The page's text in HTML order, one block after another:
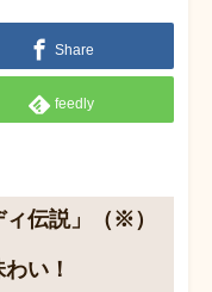
Share
feedly
伝説」（※）
い！